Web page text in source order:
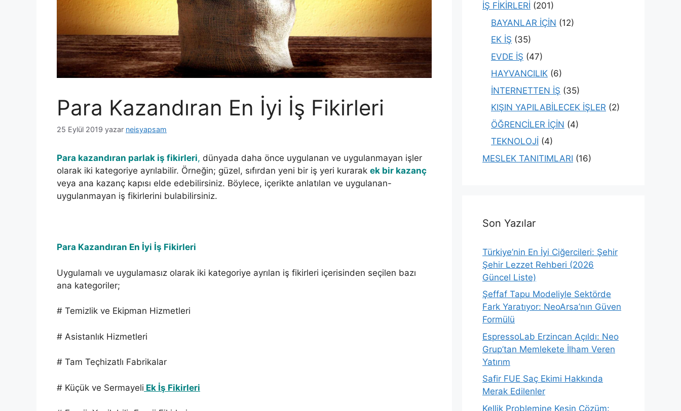
Para Kazandıran En İyi İş Fikirleri
25 Eylül 2019 yazar neisyapsam
Para kazandıran parlak iş fikirleri, dünyada daha önce uygulanan ve uygulanmayan işler
olarak iki kategoriye ayrılabilir. Örneğin; güzel, sıfırdan yeni bir iş yeri kurarak ek bir kazanç
veya ana kazanç kapısı elde edebilirsiniz. Böylece, içerikte anlatılan ve uygulanan-
uygulanmayan iş fikirlerini bulabilirsiniz.
Para Kazandıran En İyi İş Fikirleri
Uygulamalı ve uygulamasız olarak iki kategoriye ayrılan iş fikirleri içerisinden seçilen bazı
ana kategoriler;
# Temizlik ve Ekipman Hizmetleri
# Asistanlık Hizmetleri
# Tam Teçhizatlı Fabrikalar
# Küçük ve Sermayeli Ek İş Fikirleri
İŞ FİKİRLERİ (201)
BAYANLAR İÇİN (12)
EK İŞ (35)
EVDE İŞ (47)
HAYVANCILIK (6)
İNTERNETTEN İŞ (35)
KIŞIN YAPILABİLECEK İŞLER (2)
ÖĞRENCİLER İÇİN (4)
TEKNOLOJİ (4)
MESLEK TANITIMLARI (16)
Son Yazılar
Türkiye’nin En İyi Ciğercileri: Şehir
Şehir Lezzet Rehberi (2026
Güncel Liste)
Şeffaf Tapu Modeliyle Sektörde
Fark Yaratıyor: NeoArsa’nın Güven
Formülü
EspressoLab Erzincan Açıldı: Neo
Grup’tan Memlekete İlham Veren
Yatırım
Safir FUE Saç Ekimi Hakkında
Merak Edilenler
Kellik Problemine Kesin Çözüm: